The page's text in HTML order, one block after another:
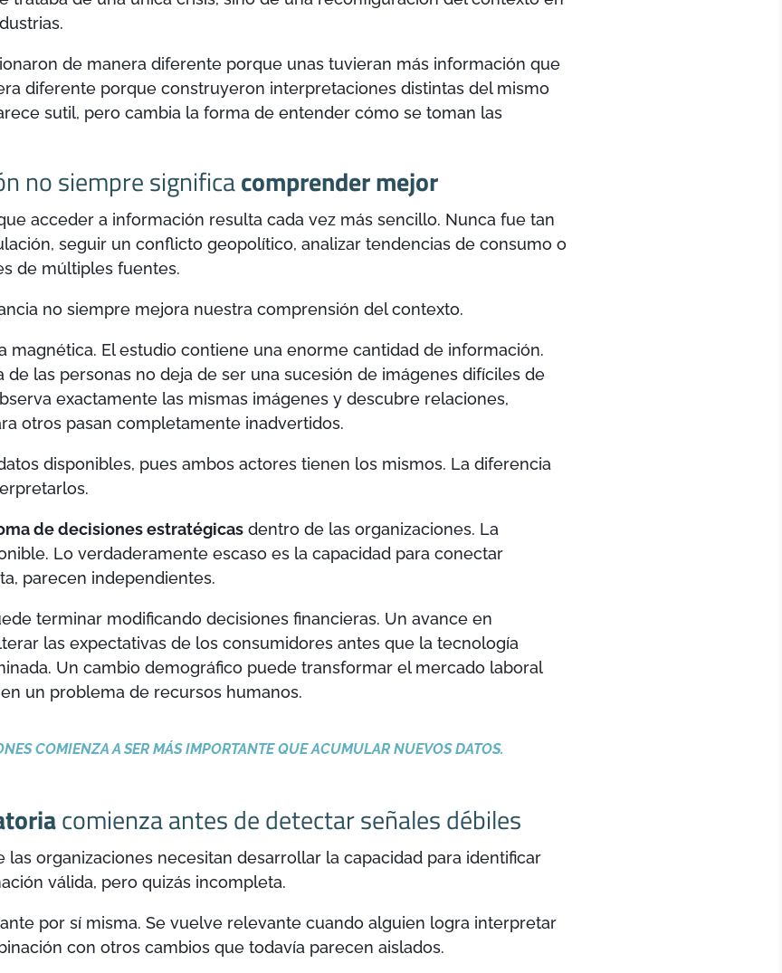
de manera diferente porque unas tuvieran más información que
diferente porque construyeron interpretaciones distintas del mismo
sutil, pero cambia la forma de entender cómo se toman las
no siempre significacomprender mejor
acceder a información resulta cada vez más sencillo. Nunca fue tan
seguir un conflicto geopolítico, analizar tendencias de consumo o
de múltiples fuentes.
no siempre mejora nuestra comprensión del contexto.
magnética. El estudio contiene una enorme cantidad de información.
de las personas no deja de ser una sucesión de imágenes difíciles de
exactamente las mismas imágenes y descubre relaciones,
otros pasan completamente inadvertidos.
disponibles, pues ambos actores tienen los mismos. La diferencia
de decisiones estratégicas dentro de las organizaciones. La
Lo verdaderamente escaso es la capacidad para conectar
parecen independientes.
terminar modificando decisiones financieras. Un avance en
las expectativas de los consumidores antes que la tecnología
Un cambio demográfico puede transformar el mercado laboral
un problema de recursos humanos.
COMIENZA A SER MÁS IMPORTANTE QUE ACUMULAR NUEVOS DATOS.
comienza antes de detectar señales débiles
las organizaciones necesitan desarrollar la capacidad para identificar
válida, pero quizás incompleta.
por sí misma. Se vuelve relevante cuando alguien logra interpretar
con otros cambios que todavía parecen aislados.